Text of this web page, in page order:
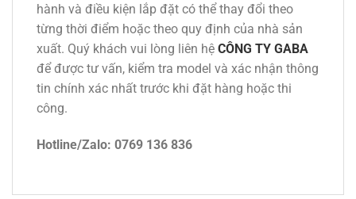
hành và điều kiện lắp đặt có thể thay đổi theo
từng thời điểm hoặc theo quy định của nhà sản
xuất. Quý khách vui lòng liên hệ CÔNG TY GABA
để được tư vấn, kiểm tra model và xác nhận thông
tin chính xác nhất trước khi đặt hàng hoặc thi
công.
Hotline/Zalo: 0769 136 836